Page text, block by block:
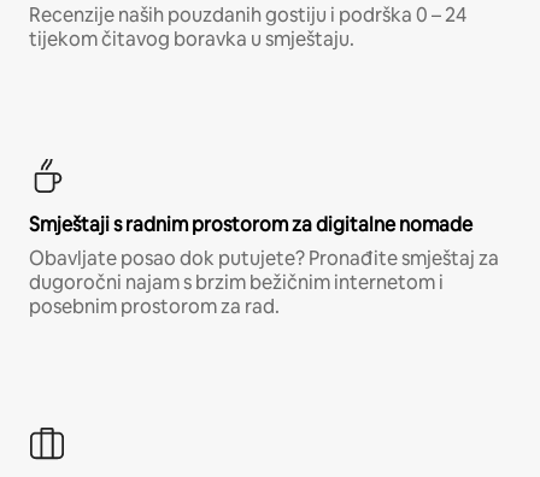
Recenzije naših pouzdanih gostiju i podrška 0 – 24
tijekom čitavog boravka u smještaju.
Smještaji s radnim prostorom za digitalne nomade
Obavljate posao dok putujete? Pronađite smještaj za
dugoročni najam s brzim bežičnim internetom i
posebnim prostorom za rad.